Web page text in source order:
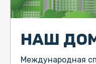
НАШ
Международная